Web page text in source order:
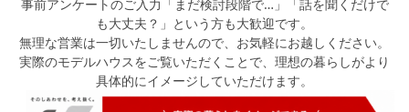
事前アンケートのご入力「まだ検討段階で…」「話を聞くだけで
も大丈夫？」という方も大歓迎です。
無理な営業は一切いたしませんので、お気軽にお越しください。
実際のモデルハウスをご覧いただくことで、理想の暮らしがより
具体的にイメージしていただけます。